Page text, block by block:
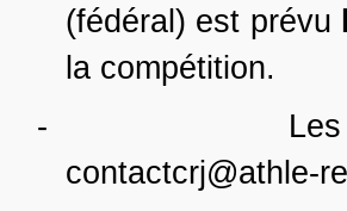
(fédéral) est prévu
la compétition.
-
contactcrj@athle-